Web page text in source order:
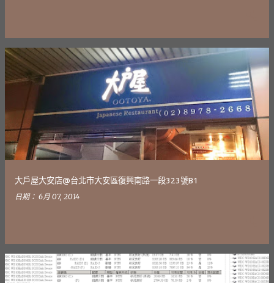
大戶屋大安店@台北市大安區復興南路一段323號B1
日期： 6月 07, 2014